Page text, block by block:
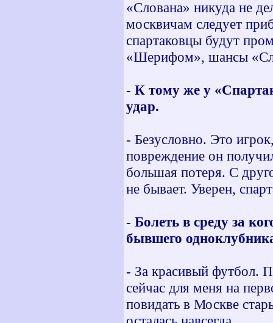
«Слована» никуда не
москвичам следует
спартаковцы будут
«Шерифом», шансы
- К тому же у
удар.
- Безусловно. Это
повреждение он
большая потеря. С
не бывает. Уверен,
- Болеть в среду за
бывшего
- За красивый футбол.
сейчас для меня на
повидать в Москве